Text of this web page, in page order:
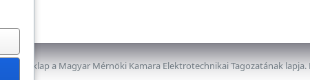
szaklap a Magyar Mérnöki Kamara Elektrotechnikai Tagozatának